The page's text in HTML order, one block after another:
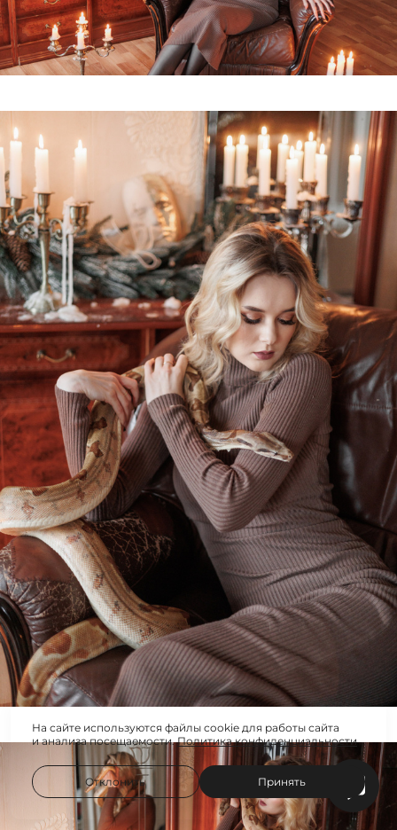
На сайте используются файлы cookie для работы сайта
и анализа посещаемости.Политика конфиденциальности
Отклонить Принять